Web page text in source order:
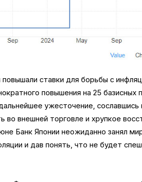
ставки для борьбы с
повышения на 25 базисных
ужесточение, сославшись
во внешней торговле и хрупкое
Банк Японии неожиданно занял
и дав понять, что не будет